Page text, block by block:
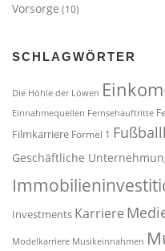
Vorsorge (10)
SCHLAGWÖRTER
Die Höhle der Löwen
Einnahmequellen Fernsehauftritte
Filmkarriere Formel 1
Geschäftliche
Investments Karriere
Modelkarriere Musikeinnahmen